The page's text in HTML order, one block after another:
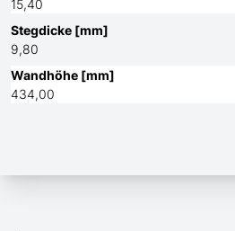
15,40
Stegdicke [mm]
9,80
Wandhöhe [mm]
434,00